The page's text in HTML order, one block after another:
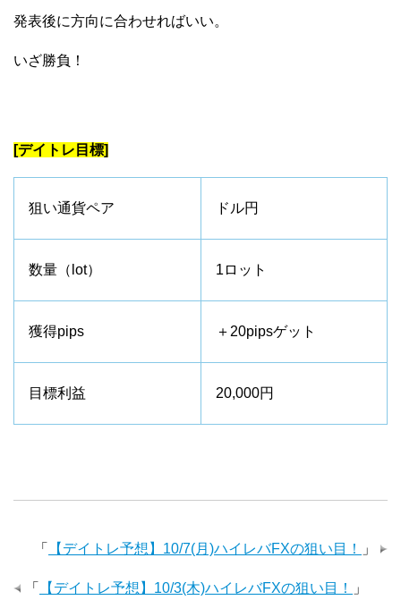
発表後に方向に合わせればいい。
いざ勝負！
[デイトレ目標]
狙い通貨ペア ドル円
数量（lot） 1ロット
獲得pips ＋20pipsゲット
目標利益 20,000円
「 【デイトレ予想】10/7(月)ハイレバFXの狙い目！ 」
「 【デイトレ予想】10/3(木)ハイレバFXの狙い目！ 」